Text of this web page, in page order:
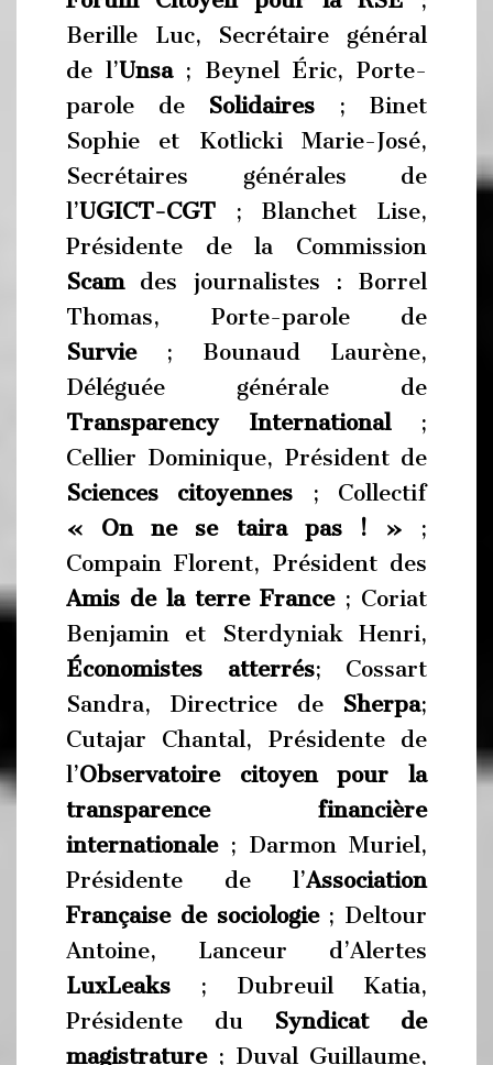
Berille Luc, Secrétaire général
de l’Unsa; Beynel Éric, Porte-
parole de Solidaires ; Binet
Sophie et Kotlicki Marie-José,
Secrétaires générales de
l’UGICT-CGT ; Blanchet Lise,
Présidente de la Commission
Scamdes journalistes : Borrel
Thomas, Porte-parole de
Survie; Bounaud Laurène,
Déléguée générale de
Transparency International;
Cellier Dominique, Président de
Sciences citoyennes ; Collectif
« On ne se taira pas ! » ;
Compain Florent, Président des
Amis de la terre France; Coriat
Benjamin et Sterdyniak Henri,
Économistes atterrés; Cossart
Sandra, Directrice de Sherpa;
Cutajar Chantal, Présidente de
l’Observatoire citoyen pour la
transparence financière
internationale; Darmon Muriel,
Présidente de l’Association
Française de sociologie; Deltour
Antoine, Lanceur d’Alertes
LuxLeaks ; Dubreuil Katia,
Présidente du Syndicat de
magistrature; Duval Guillaume,